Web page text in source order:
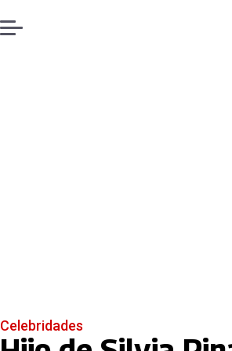
Celebridades